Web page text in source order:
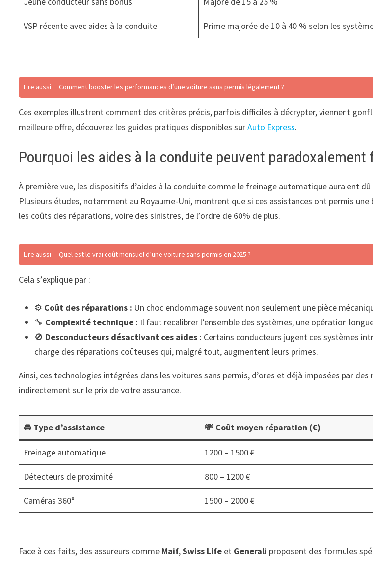
VSP récente avec aides à la conduite Prime majorée de 10 à 40 % selon les
Lire aussi : Comment booster les performances d’une voiture sans permis légalement ?
Ces exemples illustrent comment des critères précis, parfois difficiles à décrypter, viennent
meilleure offre, découvrez les guides pratiques disponibles surAuto Express.
Pourquoi les aides à la conduite peuvent
À première vue, les dispositifs d’aides à la conduite comme le freinage automatique auraient
Plusieurs études, notamment au Royaume-Uni, montrent que si ces assistances ont permis
les coûts des réparations, voire des sinistres, de l’ordre de 60% de plus.
Lire aussi : Quel est le vrai coût mensuel d’une voiture sans permis en 2025 ?
Cela s’explique par :
⚙️ Coût des réparations : Un choc endommage souvent non seulement une pièce
🔧 Complexité technique : Il faut recalibrer l’ensemble des systèmes, une opération
🚫 Desconducteurs désactivant ces aides : Certains conducteurs jugent ces systèmes
charge des réparations coûteuses qui, malgré tout, augmentent leurs primes.
Ainsi, ces technologies intégrées dans les voitures sans permis, d’ores et déjà imposées par
indirectement sur le prix de votre assurance.
🚘 Type d’assistance 💸 Coût moyen réparation (€)
Freinage automatique 1200 – 1500 €
Détecteurs de proximité 800 – 1200 €
Caméras 360° 1500 – 2000 €
Face à ces faits, des assureurs comme Maif,Swiss Life et Generali proposent des formules